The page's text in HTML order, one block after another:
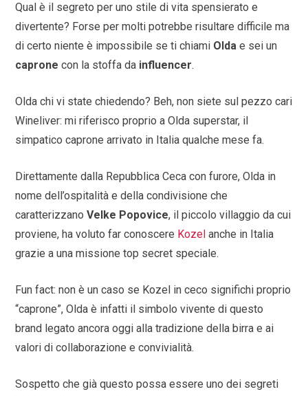
Qual è il segreto per uno stile di vita spensierato e
divertente? Forse per molti potrebbe risultare difficile ma
di certo niente è impossibile se ti chiami Olda e sei un
caprone con la stoffa da influencer.
Olda chi vi state chiedendo? Beh, non siete sul pezzo cari
Wineliver: mi riferisco proprio a Olda superstar, il
simpatico caprone arrivato in Italia qualche mese fa.
Direttamente dalla Repubblica Ceca con furore, Olda in
nome dell’ospitalità e della condivisione che
caratterizzanoVelke Popovice, il piccolo villaggio da cui
proviene, ha voluto far conoscere Kozel anche in Italia
grazie a una missione top secret speciale.
Fun fact: non è un caso se Kozel in ceco significhi proprio
“caprone”, Olda è infatti il simbolo vivente di questo
brand legato ancora oggi alla tradizione della birra e ai
valori di collaborazione e convivialità.
Sospetto che già questo possa essere uno dei segreti